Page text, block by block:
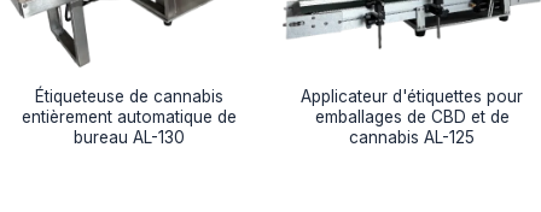
Étiqueteuse de cannabis
entièrement automatique de
bureau AL-130
Applicateur d'étiquettes pour
emballages de CBD et de
cannabis AL-125